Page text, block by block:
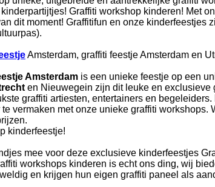
Graffiti workshop kinderen! Met
dit moment! Graffitifun en onze
Amsterdam, graffiti feestje Amsterdam en
Amsterdam is een unieke feestje op een
en Nieuwegein zijn dit leuke en exclusieve
graffiti artiesten, entertainers en
vermaken met onze unieke graffiti
kinderfeestje!
mee voor deze exclusieve kinderfeestjes
workshops kinderen is echt ons ding, wij
en krijgen hun eigen graffiti paneel als